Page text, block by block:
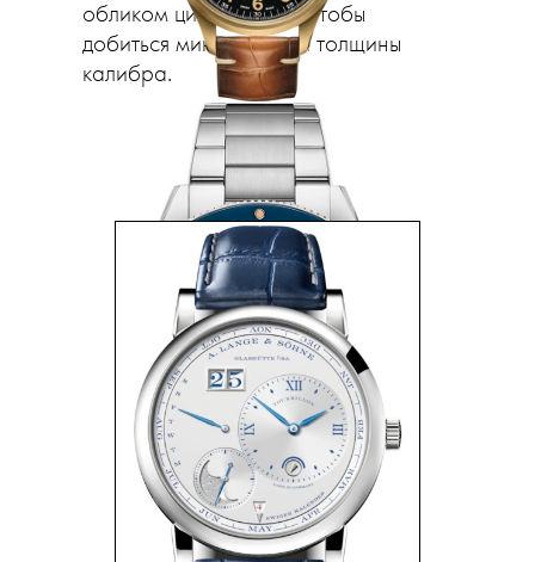
обликом циферблата, чтобы
добиться минимальной толщины
калибра.